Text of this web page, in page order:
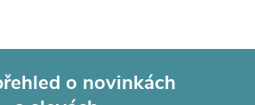
o novinkách